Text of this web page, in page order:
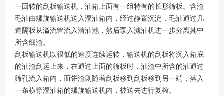
一回转的刮板输送机，油箱上面有一组特有的长形筛板。含渣
毛油由螺旋输送机送入澄油箱内，经过静置沉淀，毛油通过几
道隔板从溢流管流入清油池，然后泵入滤油机进一步分离其中
所含细渣。
刮板输送机以很低的速度连续运转，输送机的刮板将沉入箱底
的油渣刮运上来，在通过上面的筛板时，油渣中所含的油通过
筛孔流入箱内，而饼渣则随着刮板移到刮板移到另一端，落入
一条横穿澄油箱的螺旋输送机内，被送去进行复榨。